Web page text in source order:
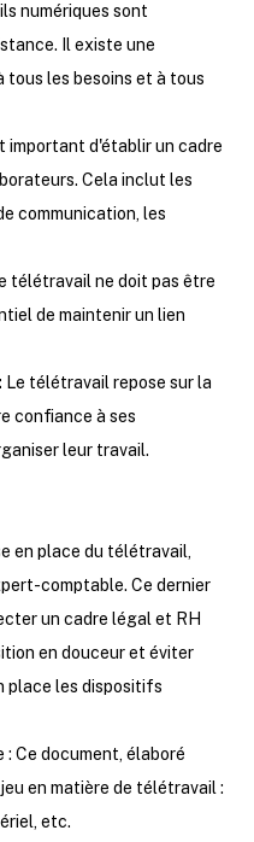
numériques sont
Il existe une
les besoins et à tous
important d'établir un cadre
Cela inclut les
communication, les
télétravail ne doit pas être
de maintenir un lien
Le télétravail repose sur la
confiance à ses
leur travail.
en place du télétravail,
comptable. Ce dernier
un cadre légal et RH
en douceur et éviter
place les dispositifs
Ce document, élaboré
en matière de télétravail :
etc.